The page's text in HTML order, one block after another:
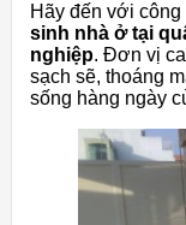
Hãy đến với
sinh nhà ở tại
nghiệp. Đơn vị
sạch sẽ, thoáng
sống hàng ngày